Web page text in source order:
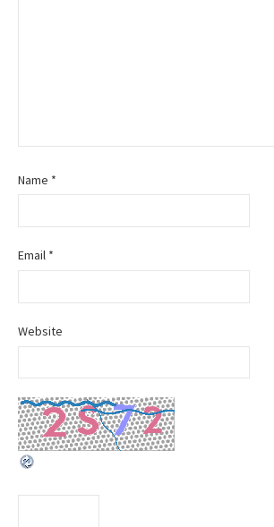
a
t
i
o
Name *
Email *
Website